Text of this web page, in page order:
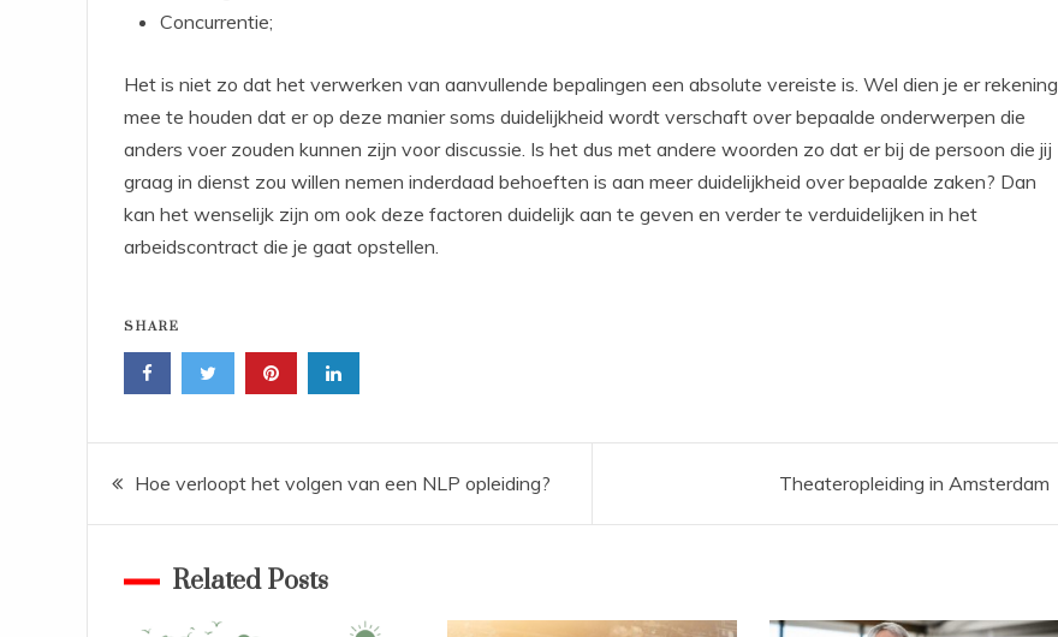
Concurrentie;
Het is niet zo dat het verwerken van aanvullende bepalingen een absolute vereiste is. Wel dien je er rekening
mee te houden dat er op deze manier soms duidelijkheid wordt verschaft over bepaalde onderwerpen die
anders voer zouden kunnen zijn voor discussie. Is het dus met andere woorden zo dat er bij de persoon die jij
graag in dienst zou willen nemen inderdaad behoeften is aan meer duidelijkheid over bepaalde zaken? Dan
kan het wenselijk zijn om ook deze factoren duidelijk aan te geven en verder te verduidelijken in het
arbeidscontract die je gaat opstellen.
SHARE
Bericht
navigatie
Hoe verloopt het volgen van een NLP opleiding? Theateropleiding in Amsterdam
Related Posts